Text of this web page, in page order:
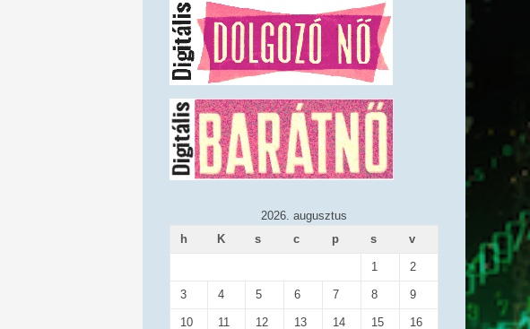
2026. augusztus
h
K s c p s v
1 2
3 4 5 6 7 8 9
10 11 12 13 14 15 16